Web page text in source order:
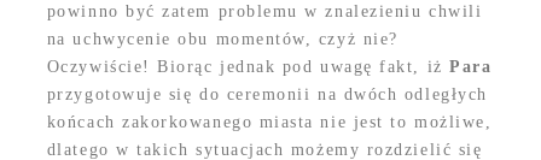
powinno być zatem problemu w znalezieniu chwili
na uchwycenie obu momentów, czyż nie?
Oczywiście! Biorąc jednak pod uwagę fakt, iżPara
przygotowuje się do ceremonii na dwóch odległych
końcach zakorkowanego miasta nie jest to możliwe,
dlatego w takich sytuacjach możemy rozdzielić się